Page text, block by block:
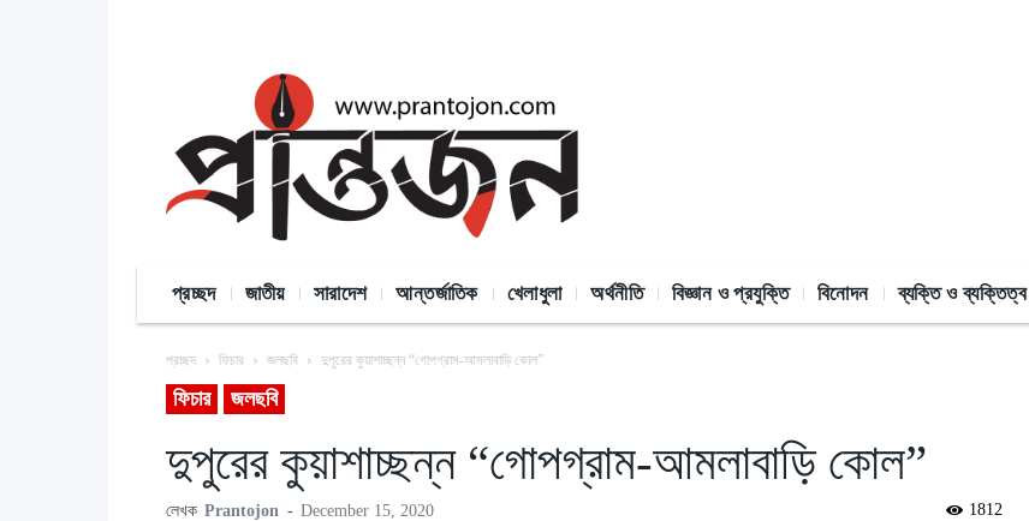
প্রচ্ছদ জাতীয় সারাদেশ আন্তর্জাতিক খেলাধুলা অর্থনীতি বিজ্ঞান ও প্রযুক্তি বিনোদন ব্যক্তি ও ব্যক্তিত্ব
প্রচ্ছদ ফিচার জলছবি দুপুরের কুয়াশাচ্ছন্ন “গোপগ্রাম-আমলাবাড়ি কোল”
ফিচার জলছবি
দুপুরের কুয়াশাচ্ছন্ন “গোপগ্রাম-আমলাবাড়ি কোল”
লেখক Prantojon - December 15, 2020 1812